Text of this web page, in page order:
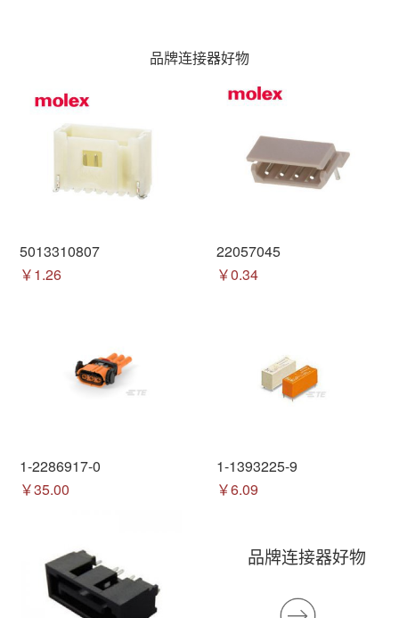
品牌连接器好物
5013310807
￥1.26
22057045
￥0.34
1-2286917-0
￥35.00
1-1393225-9
￥6.09
品牌连接器好物